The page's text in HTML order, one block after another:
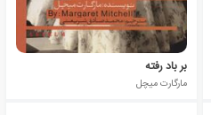
بر باد رفته
مارگارت میچل